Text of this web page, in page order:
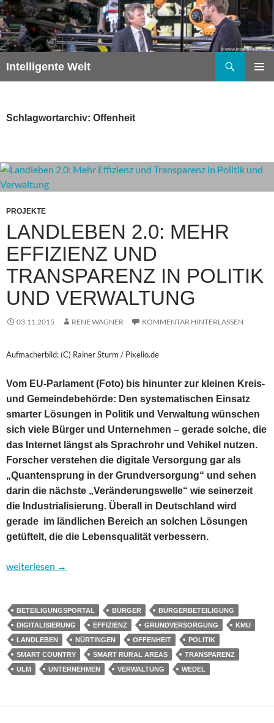
Zum
Inhalt
springen
Intelligente Welt
Schlagwortarchiv: Offenheit
PROJEKTE
LANDLEBEN 2.0: MEHR
EFFIZIENZ UND
TRANSPARENZ IN POLITIK
UND VERWALTUNG
03.11.2015 RENE WAGNER KOMMENTAR HINTERLASSEN
Aufmacherbild: (C) Rainer Sturm / Pixelio.de
Vom EU-Parlament (Foto) bis hinunter zur kleinen Kreis-
und Gemeindebehörde: Den systematischen Einsatz
smarter Lösungen in Politik und Verwaltung wünschen
sich viele Bürger und Unternehmen – gerade solche, die
das Internet längst als Sprachrohr und Vehikel nutzen.
Forscher verstehen die digitale Versorgung gar als
„Quantensprung in der Grundversorgung“ und sehen
darin die nächste „Veränderungswelle“ wie seinerzeit
die Industrialisierung. Überall in Deutschland wird
gerade im ländlichen Bereich an solchen Lösungen
getüftelt, die die Lebensqualität verbessern.
Landleben 2.0: Mehr Effizienz und Transparenz in Politik und
weiterlesen →
BETEILIGUNGSPORTAL BÜRGER
BÜRGERBETEILIGUNG
DIGITALISIERUNG
EFFIZIENZ GRUNDVERSORGUNG
KMU
LANDLEBEN
NÜRTINGEN OFFENHEIT
POLITIK
SMART COUNTRY
SMART RURAL AREAS
TRANSPARENZ
ULM
UNTERNEHMEN VERWALTUNG WEDEL